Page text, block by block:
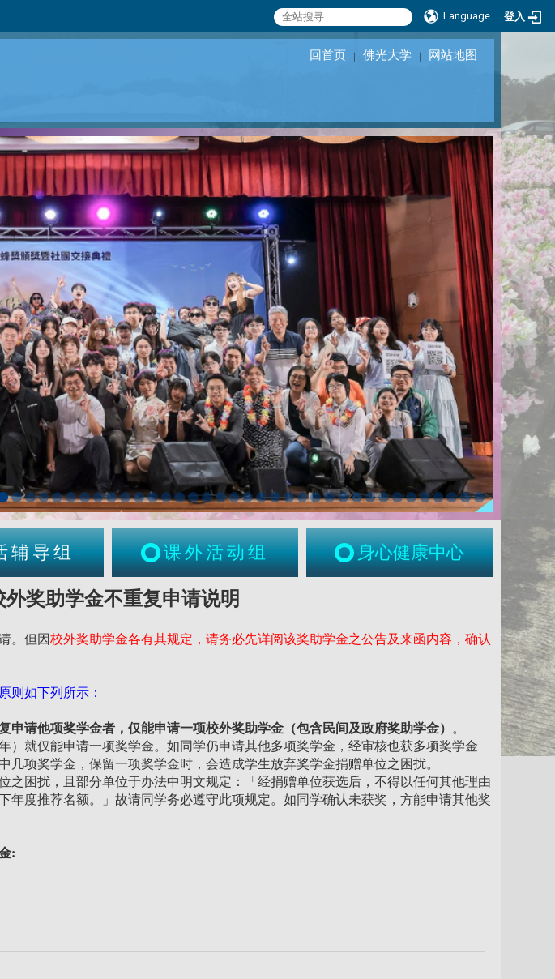
Language 登入
回首页 ｜ 佛光大学 ｜ 网站地图
辅导组 课外活动组 身心健康中心
外奖助学金不重复申请说明
。但因校外奖助学金各有其规定，请务必先详阅该奖助学金之公告及来函内容，确认
则如下列所示：
请他项奖学金者，仅能申请一项校外奖助学金（包含民间及政府奖助学金）
。
）就仅能申请一项奖学金。如同学仍申请其他多项奖学金，经审核也获多项奖学金
几项奖学金，保留一项奖学金时，会造成学生放弃奖学金捐赠单位之困扰。
之困扰，且部分单位于办法中明文规定：「经捐赠单位获选后，不得以任何其他理由
年度推荐名额。」故请同学务必遵守此项规定。如同学确认未获奖，方能申请其他奖
: